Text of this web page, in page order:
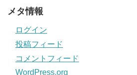
メタ情報
ログイン
投稿フィード
コメントフィード
WordPress.org